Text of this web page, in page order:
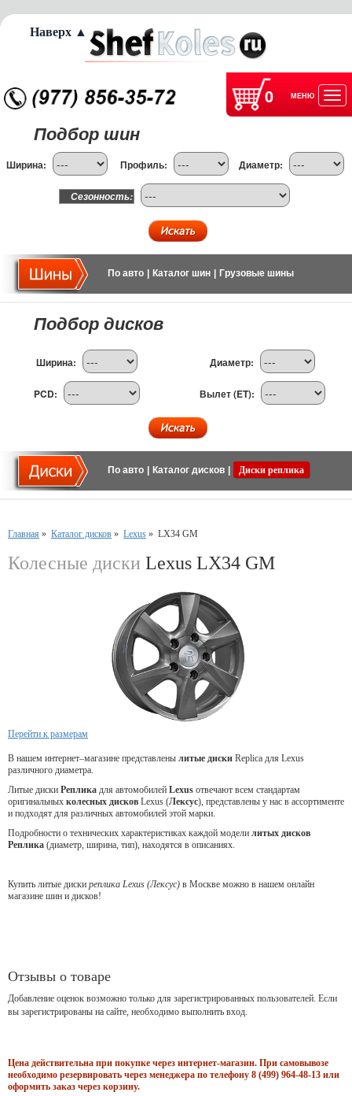
0 МЕНЮ
Подбор шин
Ширина: Профиль: Диаметр:
Сезонность:
По авто Каталог шин Грузовые шины
Подбор дисков
Ширина: Диаметр:
PCD: Вылет (ET):
По авто Каталог дисков Диски реплика
Главная » Каталог дисков » Lexus » LX34 GM
Колесные диски Lexus LX34 GM
Перейти к размерам
В нашем интернет–магазине представлены литые диски Replica для Lexus
различного диаметра.
Литые диски Реплика для автомобилей Lexus отвечают всем стандартам
оригинальных колесных дисков Lexus (Лексус), представлены у нас в ассортименте
и подходят для различных автомобилей этой марки.
Подробности о технических характеристиках каждой модели литых дисков
Реплика (диаметр, ширина, тип), находятся в описаниях.
Купить литые диски реплика Lexus (Лексус) в Москве можно в нашем онлайн
магазине шин и дисков!
Отзывы о товаре
Добавление оценок возможно только для зарегистрированных пользователей. Если
вы зарегистрированы на сайте, необходимо выполнить вход.
Цена действительна при покупке через интернет-магазин. При самовывозе
необходимо резервировать через менеджера по телефону 8 (499) 964-48-13 или
оформить заказ через корзину.
Наверх ▲